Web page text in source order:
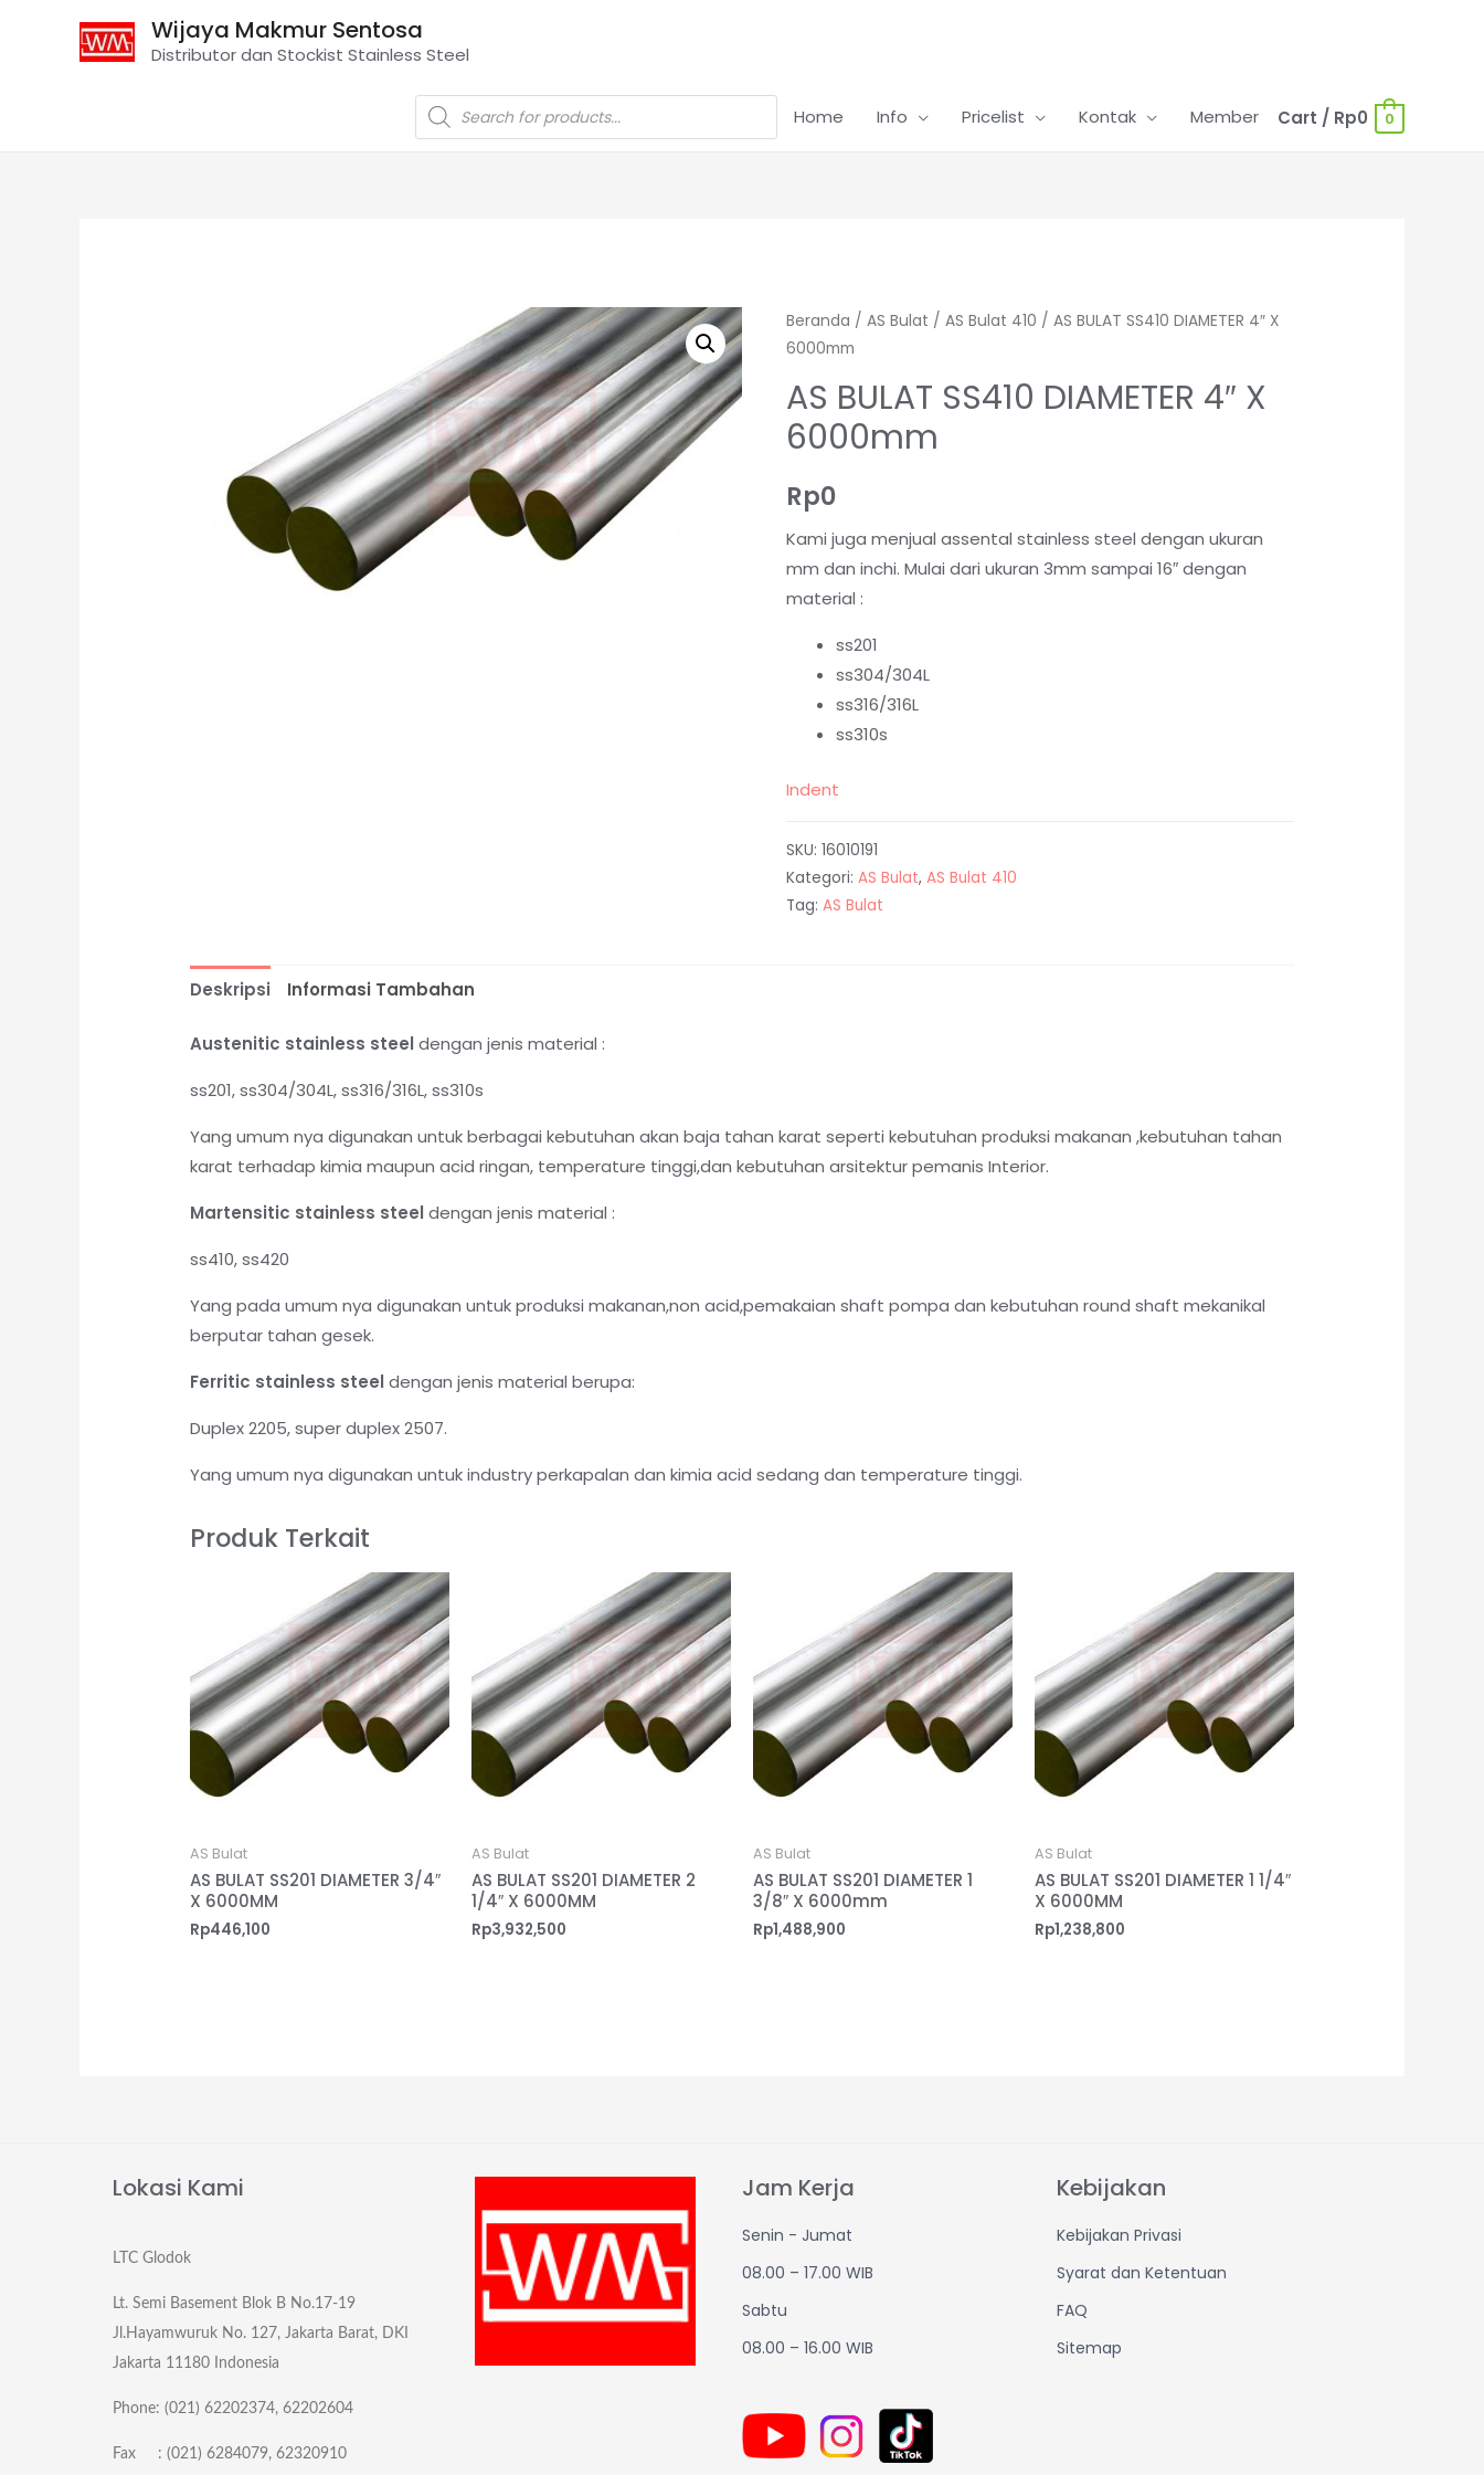
Wijaya Makmur Sentosa
Distributor dan Stockist Stainless Steel
Home Info Pricelist Kontak Member Cart / Rp0 0
Beranda / AS Bulat / AS Bulat 410 / AS BULAT SS410 DIAMETER 4″ X
6000mm
AS BULAT SS410 DIAMETER 4″ X
6000mm
Rp0
Kami juga menjual assental stainless steel dengan ukuran
mm dan inchi. Mulai dari ukuran 3mm sampai 16″ dengan
material :
ss201
ss304/304L
ss316/316L
ss310s
Indent
SKU: 16010191
Kategori: AS Bulat, AS Bulat 410
Tag: AS Bulat
Deskripsi Informasi Tambahan
Austenitic stainless steel dengan jenis material :
ss201, ss304/304L, ss316/316L, ss310s
Yang umum nya digunakan untuk berbagai kebutuhan akan baja tahan karat seperti kebutuhan produksi makanan ,kebutuhan tahan
karat terhadap kimia maupun acid ringan, temperature tinggi,dan kebutuhan arsitektur pemanis Interior.
Martensitic stainless steel dengan jenis material :
ss410, ss420
Yang pada umum nya digunakan untuk produksi makanan,non acid,pemakaian shaft pompa dan kebutuhan round shaft mekanikal
berputar tahan gesek.
Ferritic stainless steel dengan jenis material berupa:
Duplex 2205, super duplex 2507.
Yang umum nya digunakan untuk industry perkapalan dan kimia acid sedang dan temperature tinggi.
Produk Terkait
AS Bulat
AS BULAT SS201 DIAMETER 3/4″
X 6000MM
Rp446,100
AS Bulat
AS BULAT SS201 DIAMETER 2
1/4″ X 6000MM
Rp3,932,500
AS Bulat
AS BULAT SS201 DIAMETER 1
3/8″ X 6000mm
Rp1,488,900
AS Bulat
AS BULAT SS201 DIAMETER 1 1/4″
X 6000MM
Rp1,238,800
Lokasi Kami
LTC Glodok
Lt. Semi Basement Blok B No.17-19
Jl.Hayamwuruk No. 127, Jakarta Barat, DKI
Jakarta 11180 Indonesia
Phone: (021) 62202374, 62202604
Fax : (021) 6284079, 62320910
Jam Kerja
Senin - Jumat
08.00 – 17.00 WIB
Sabtu
08.00 – 16.00 WIB
Kebijakan
Kebijakan Privasi
Syarat dan Ketentuan
FAQ
Sitemap